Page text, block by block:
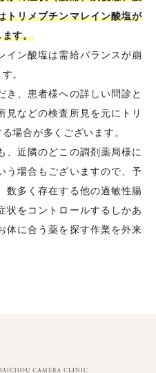
トリメブチンマレイン酸塩が
ます。
イン酸塩は需給バランスが崩
。
き、患者様への詳しい問診と
見などの検査所見を元にトリ
場合が多くございます。
、近隣のどこの調剤薬局様に
う場合もございますので、予
数多く存在する他の過敏性腸
状をコントロールするしかあ
体に合う薬を探す作業を外来